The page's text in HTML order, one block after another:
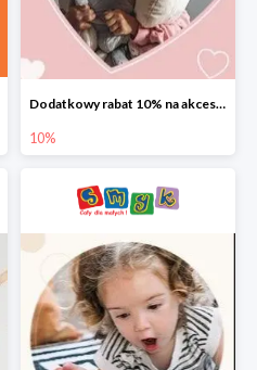
Dodatkowy rabat 10% na akcesoria dziecięce
10%